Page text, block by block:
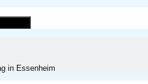
in Essenheim